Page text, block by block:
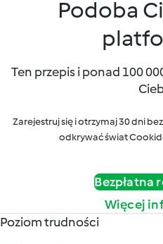
Podoba
Ten przepis i ponad 100
Zarejestruj się i otrzymaj 30 dni
odkrywać świat
Bezpłatna
Więcej
Poziom trudności